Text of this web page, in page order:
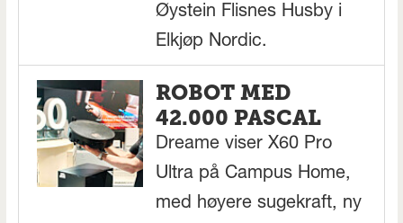
Øystein Flisnes Husby i
Elkjøp Nordic.
ROBOT MED
42.000 PASCAL
Dreame viser X60 Pro
Ultra på Campus Home,
med høyere sugekraft, ny